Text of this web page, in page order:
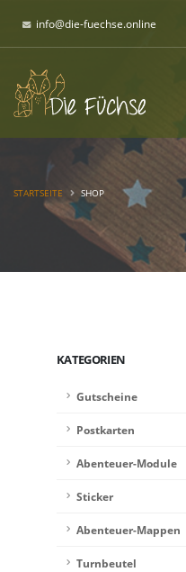
info@die-fuechse.online
STARTSEITE SHOP
KATEGORIEN
Gutscheine
Postkarten
Abenteuer-Module
Sticker
Abenteuer-Mappen
Turnbeutel